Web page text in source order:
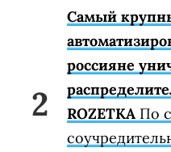
Самый
россияне
ROZETKA По